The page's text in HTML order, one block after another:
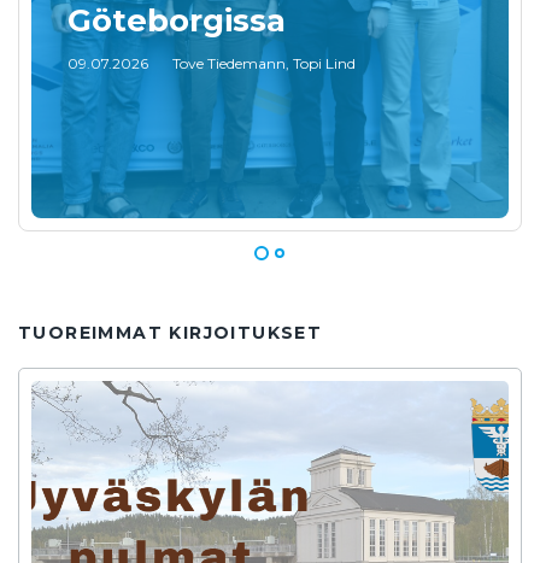
Göteborgissa
09.07.2026 Tove Tiedemann, Topi Lind
TUOREIMMAT KIRJOITUKSET